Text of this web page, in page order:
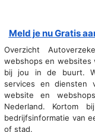
Meld je nu Gratis
Overzicht
webshops en websites
bij jou in de buurt.
services en diensten
website en
Nederland. Kortom
bedrijfsinformatie van
of stad.